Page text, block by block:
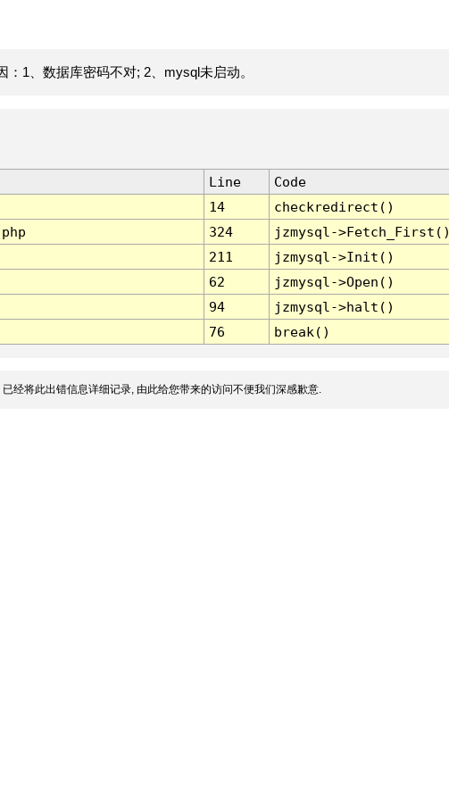
1、数据库密码不对; 2、mysql未启动。
Line
Code
14
checkredirect()
324
jzmysql-
211
jzmysql->Init()
62
jzmysql->Open()
94
jzmysql->halt()
76 break()
已经将此出错信息详细记录, 由此给您带来的访问不便我们深感歉意.